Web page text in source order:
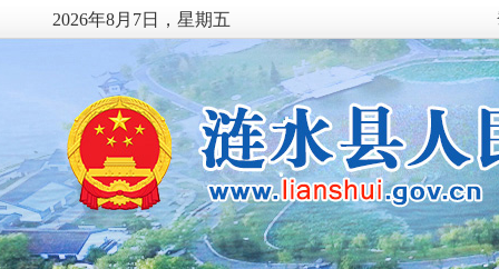
2026年8月7日，星期五